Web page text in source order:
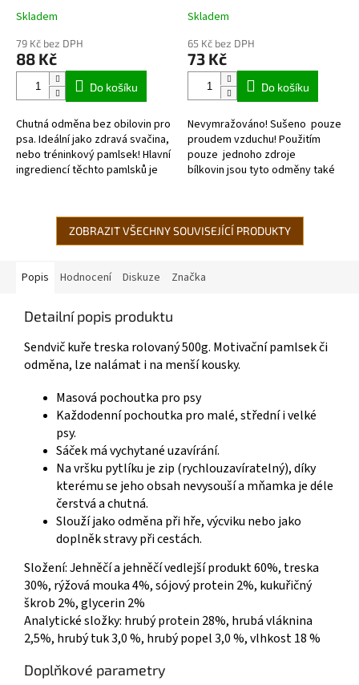
dóza 100g
Průměrné
produktu
je
hvězdiček.
Skladem
79 Kč bez DPH
88 Kč
Do košíku
Chutná odměna bez obilovin pro
psa. Ideální jako zdravá svačina,
nebo tréninkový pamlsek! Hlavní
ingrediencí těchto pamlsků je
Průměrné
produktu
je
hvězdiček.
Skladem
65 Kč bez DPH
73 Kč
Do košíku
Nevymražováno! Sušeno pouze
proudem vzduchu! Použitím
pouze jednoho zdroje
bílkovin jsou tyto odměny také
ZOBRAZIT VŠECHNY SOUVISEJÍCÍ PRODUKTY
Popis Hodnocení Diskuze Značka
Detailní popis produktu
Sendvič kuře treska rolovaný 500g. Motivační pamlsek či
odměna, lze nalámat i na menší kousky.
Masová pochoutka pro psy
Každodenní pochoutka pro malé, střední i velké
psy.
Sáček má vychytané uzavírání.
Na vršku pytlíku je zip (rychlouzavíratelný), díky
kterému se jeho obsah nevysouší a mňamka je déle
čerstvá a chutná.
Slouží jako odměna při hře, výcviku nebo jako
doplněk stravy při cestách.
Složení: Jehněčí a jehněčí vedlejší produkt 60%, treska
30%, rýžová mouka 4%, sójový protein 2%, kukuřičný
škrob 2%, glycerin 2%
Analytické složky: hrubý protein 28%, hrubá vláknina
2,5%, hrubý tuk 3,0 %, hrubý popel 3,0 %, vlhkost 18 %
Doplňkové parametry